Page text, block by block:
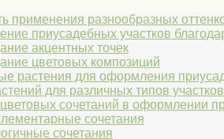
применения разнообразных
приусадебных участков
акцентных точек
цветовых композиций
растения для оформления
для различных типов участков
сочетаний в оформлении
сочетания
сочетания